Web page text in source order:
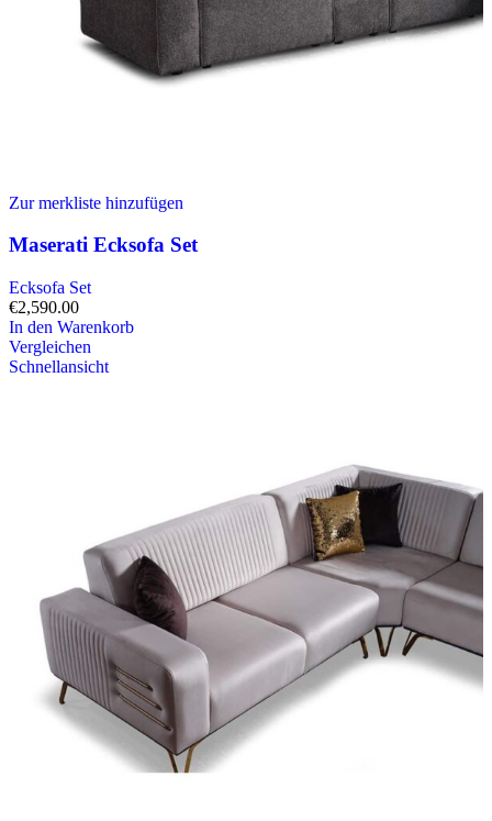
Zur merkliste hinzufügen
Maserati Ecksofa Set
Ecksofa Set
€2,590.00
In den Warenkorb
Vergleichen
Schnellansicht